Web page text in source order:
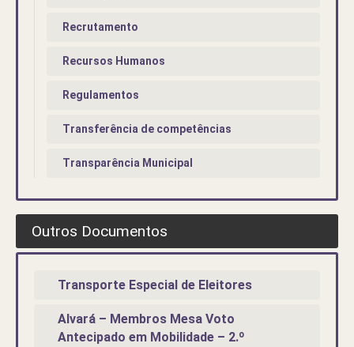
Recrutamento
Recursos Humanos
Regulamentos
Transferência de competências
Transparência Municipal
Outros Documentos
Transporte Especial de Eleitores
Alvará – Membros Mesa Voto
Antecipado em Mobilidade – 2.º